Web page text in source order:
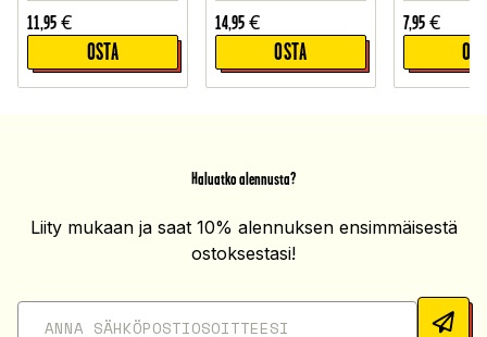
11,95 €
OSTA
14,95 €
OSTA
7,95 €
Haluatko alennusta?
Liity mukaan ja saat 10% alennuksen ensimmäisestä
ostoksestasi!